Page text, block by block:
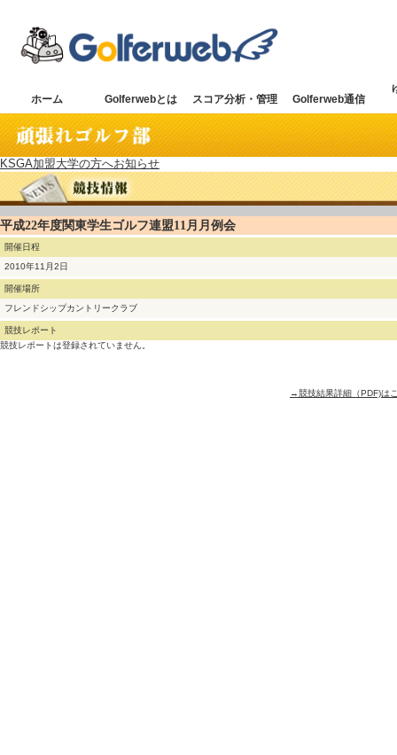
ホーム Golferwebとは スコア分析・管理 Golferweb通信
KSGA加盟大学の方へお知らせ
平成22年度関東学生ゴルフ連盟11月月例会
開催日程
2010年11月2日
開催場所
フレンドシップカントリークラブ
競技レポート
競技レポートは登録されていません。
→競技結果詳細（PDF)は